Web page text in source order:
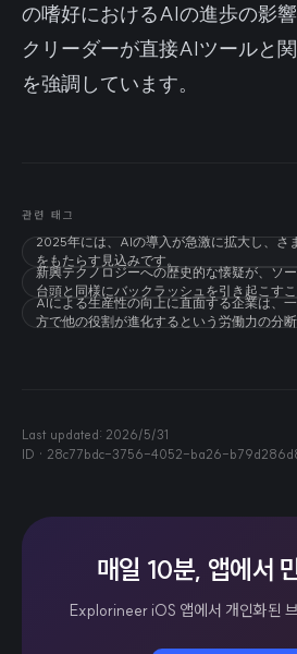
の嗜好におけるAIの進歩の影
クリーダーが直接AIツールと
を強調しています。
관련 태그
2025年には、AIの導入が急激に拡大し、さ
をもたらす見込みです。
新興テクノロジーへの歴史的な懐疑が、ソ
台頭と同様にバックラッシュを引き起こす
AIによる生産性の向上に直面する企業は、
方で他の役割が進化するという労働力の分
Last updated: 2026/5/31
ID · 28c77bdc-3756-4052-ba26-
매일 10분, 앱에서
Explorineer iOS 앱에서 개인화된